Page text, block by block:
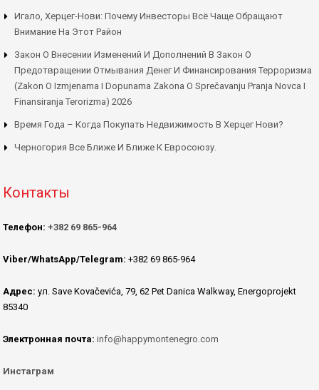
Игало, Херцег-Нови: Почему Инвесторы Всё Чаще Обращают
Внимание На Этот Район
Закон О Внесении Изменений И Дополнений В Закон О
Предотвращении Отмывания Денег И Финансирования Терроризма
(Zakon O Izmjenama I Dopunama Zakona O Sprečavanju Pranja Novca I
Finansiranja Terorizma) 2026
Время Года – Когда Покупать Недвижимость В Херцег Нови?
Черногория Все Ближе И Ближе К Евросоюзу.
Контакты
Телефон: +382 69 865-964
Viber/WhatsApp/Telegram: +382 69 865-964
Адрес: ул. Save Kovačevića, 79, 62 Pet Danica Walkway, Energoprojekt
85340
Электронная почта: info@happymontenegro.com
Инстаграм